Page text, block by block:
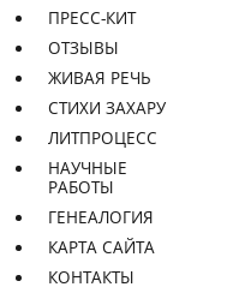
ПРЕСС-КИТ
ОТЗЫВЫ
ЖИВАЯ РЕЧЬ
СТИХИ ЗАХАРУ
ЛИТПРОЦЕСС
НАУЧНЫЕ
РАБОТЫ
ГЕНЕАЛОГИЯ
КАРТА САЙТА
КОНТАКТЫ